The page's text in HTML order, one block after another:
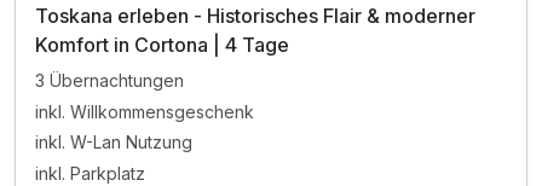
Toskana erleben - Historisches Flair & moderner
Komfort in Cortona | 4 Tage
3 Übernachtungen
inkl. Willkommensgeschenk
inkl. W-Lan Nutzung
inkl. Parkplatz